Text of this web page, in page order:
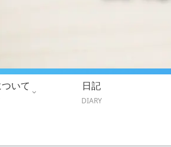
いて
日記
DIARY